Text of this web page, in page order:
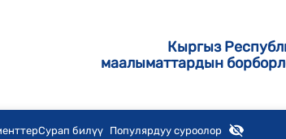
Кыргыз
маалыматтардын
Сурап билүү Популярдуу суроолор